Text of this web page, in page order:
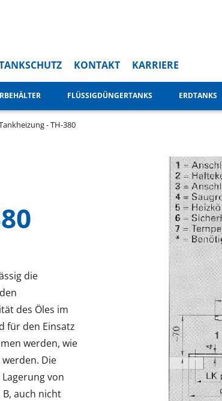
KONTAKT KARRIERE
FLÜSSIGDÜNGERTANKS ERDTANKS
- TH-380
die
des Öles im
für den Einsatz
werden, wie
Die
von
auch nicht